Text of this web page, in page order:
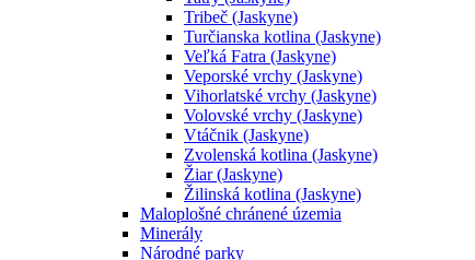
Tribeč (Jaskyne)
Turčianska kotlina (Jaskyne)
Veľká Fatra (Jaskyne)
Veporské vrchy (Jaskyne)
Vihorlatské vrchy (Jaskyne)
Volovské vrchy (Jaskyne)
Vtáčnik (Jaskyne)
Zvolenská kotlina (Jaskyne)
Žiar (Jaskyne)
Žilinská kotlina (Jaskyne)
Maloplošné chránené územia
Minerály
Národné parky